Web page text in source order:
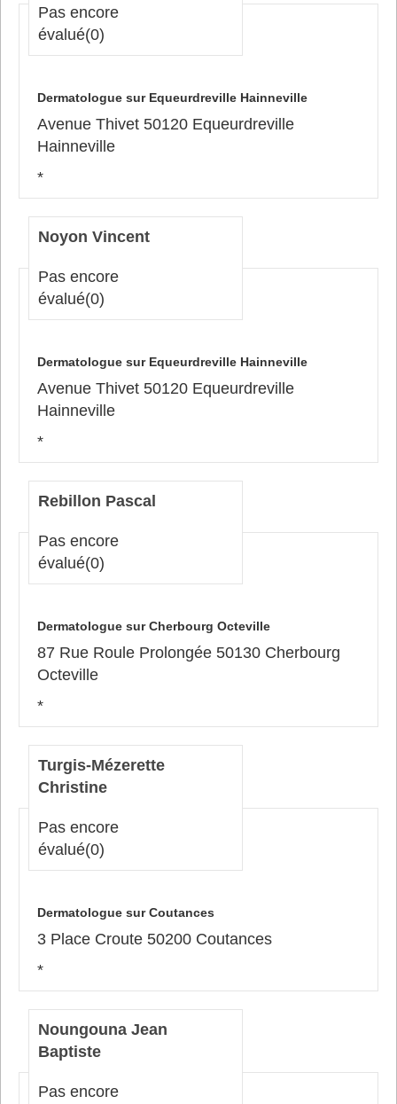
Pas encore
évalué(0)
Dermatologue sur Equeurdreville Hainneville
Avenue Thivet 50120 Equeurdreville
Hainneville
*
Noyon Vincent
Pas encore
évalué(0)
Dermatologue sur Equeurdreville Hainneville
Avenue Thivet 50120 Equeurdreville
Hainneville
*
Rebillon Pascal
Pas encore
évalué(0)
Dermatologue sur Cherbourg Octeville
87 Rue Roule Prolongée 50130 Cherbourg
Octeville
*
Turgis-Mézerette
Christine
Pas encore
évalué(0)
Dermatologue sur Coutances
3 Place Croute 50200 Coutances
*
Noungouna Jean
Baptiste
Pas encore